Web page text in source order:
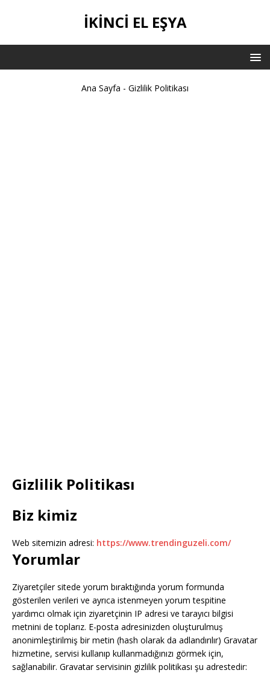
İKİNCİ EL EŞYA
Ana Sayfa - Gizlilik Politikası
Gizlilik Politikası
Biz kimiz
Web sitemizin adresi: https://www.trendinguzeli.com/
Yorumlar
Ziyaretçiler sitede yorum bıraktığında yorum formunda
gösterilen verileri ve ayrıca istenmeyen yorum tespitine
yardımcı olmak için ziyaretçinin IP adresi ve tarayıcı bilgisi
metnini de toplarız. E-posta adresinizden oluşturulmuş
anonimleştirilmiş bir metin (hash olarak da adlandırılır) Gravatar
hizmetine, servisi kullanıp kullanmadığınızı görmek için,
sağlanabilir. Gravatar servisinin gizlilik politikası şu adrestedir: